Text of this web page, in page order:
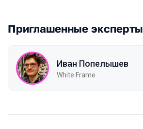
Приглашенные эксперты
Иван Попелышев
White Frame